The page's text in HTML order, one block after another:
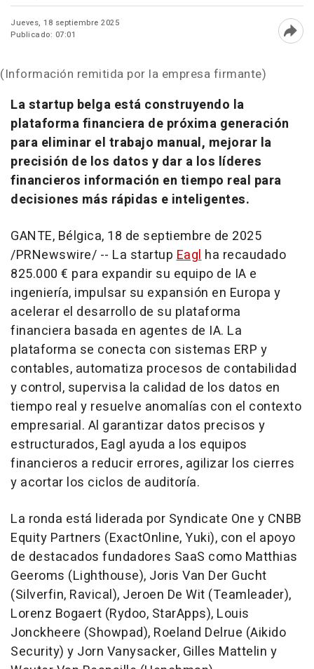
Jueves, 18 septiembre 2025
Publicado: 07:01
(Información remitida por la empresa firmante)
La startup belga está construyendo la
plataforma financiera de próxima generación
para eliminar el trabajo manual, mejorar la
precisión de los datos y dar a los líderes
financieros información en tiempo real para
decisiones más rápidas e inteligentes.
GANTE, Bélgica, 18 de septiembre de 2025
/PRNewswire/ -- La startupEaglha recaudado
825.000 € para expandir su equipo de IA e
ingeniería, impulsar su expansión en Europa y
acelerar el desarrollo de su plataforma
financiera basada en agentes de IA. La
plataforma se conecta con sistemas ERP y
contables, automatiza procesos de contabilidad
y control, supervisa la calidad de los datos en
tiempo real y resuelve anomalías con el contexto
empresarial. Al garantizar datos precisos y
estructurados, Eagl ayuda a los equipos
financieros a reducir errores, agilizar los cierres
y acortar los ciclos de auditoría.
La ronda está liderada por Syndicate One y CNBB
Equity Partners (ExactOnline, Yuki), con el apoyo
de destacados fundadores SaaS como Matthias
Geeroms (Lighthouse), Joris Van Der Gucht
(Silverfin, Ravical), Jeroen De Wit (Teamleader),
Lorenz Bogaert (Rydoo, StarApps), Louis
Jonckheere (Showpad), Roeland Delrue (Aikido
Security) y Jorn Vanysacker, Gilles Mattelin y